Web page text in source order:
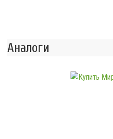
Аналоги